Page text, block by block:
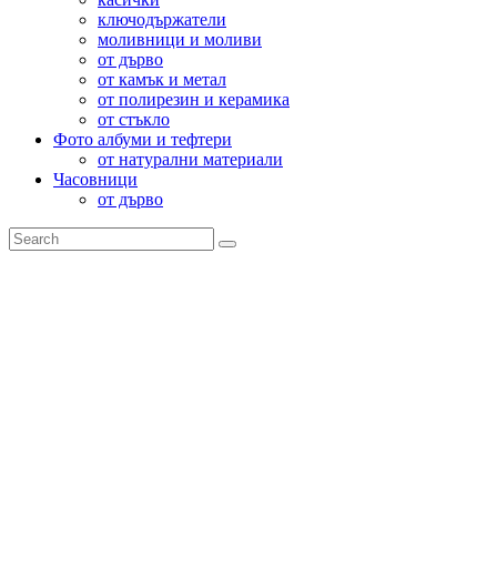
ключодържатели
моливници и моливи
от дърво
от камък и метал
от полирезин и керамика
от стъкло
Фото албуми и тефтери
от натурални материали
Часовници
от дърво